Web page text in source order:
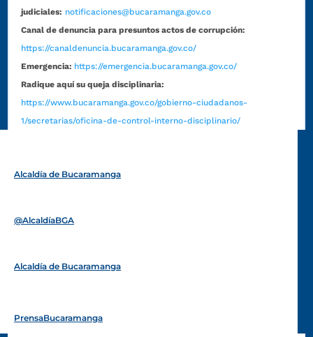
judiciales: notificaciones@bucaramanga.gov.co
Canal de denuncia para presuntos actos de corrupción:
https://canaldenuncia.bucaramanga.gov.co/
Emergencia: https://emergencia.bucaramanga.gov.co/
Radique aquí su queja disciplinaria:
https://www.bucaramanga.gov.co/gobierno-ciudadanos-
1/secretarias/oficina-de-control-interno-disciplinario/
Alcaldía de Bucaramanga
@AlcaldíaBGA
Alcaldía de Bucaramanga
PrensaBucaramanga